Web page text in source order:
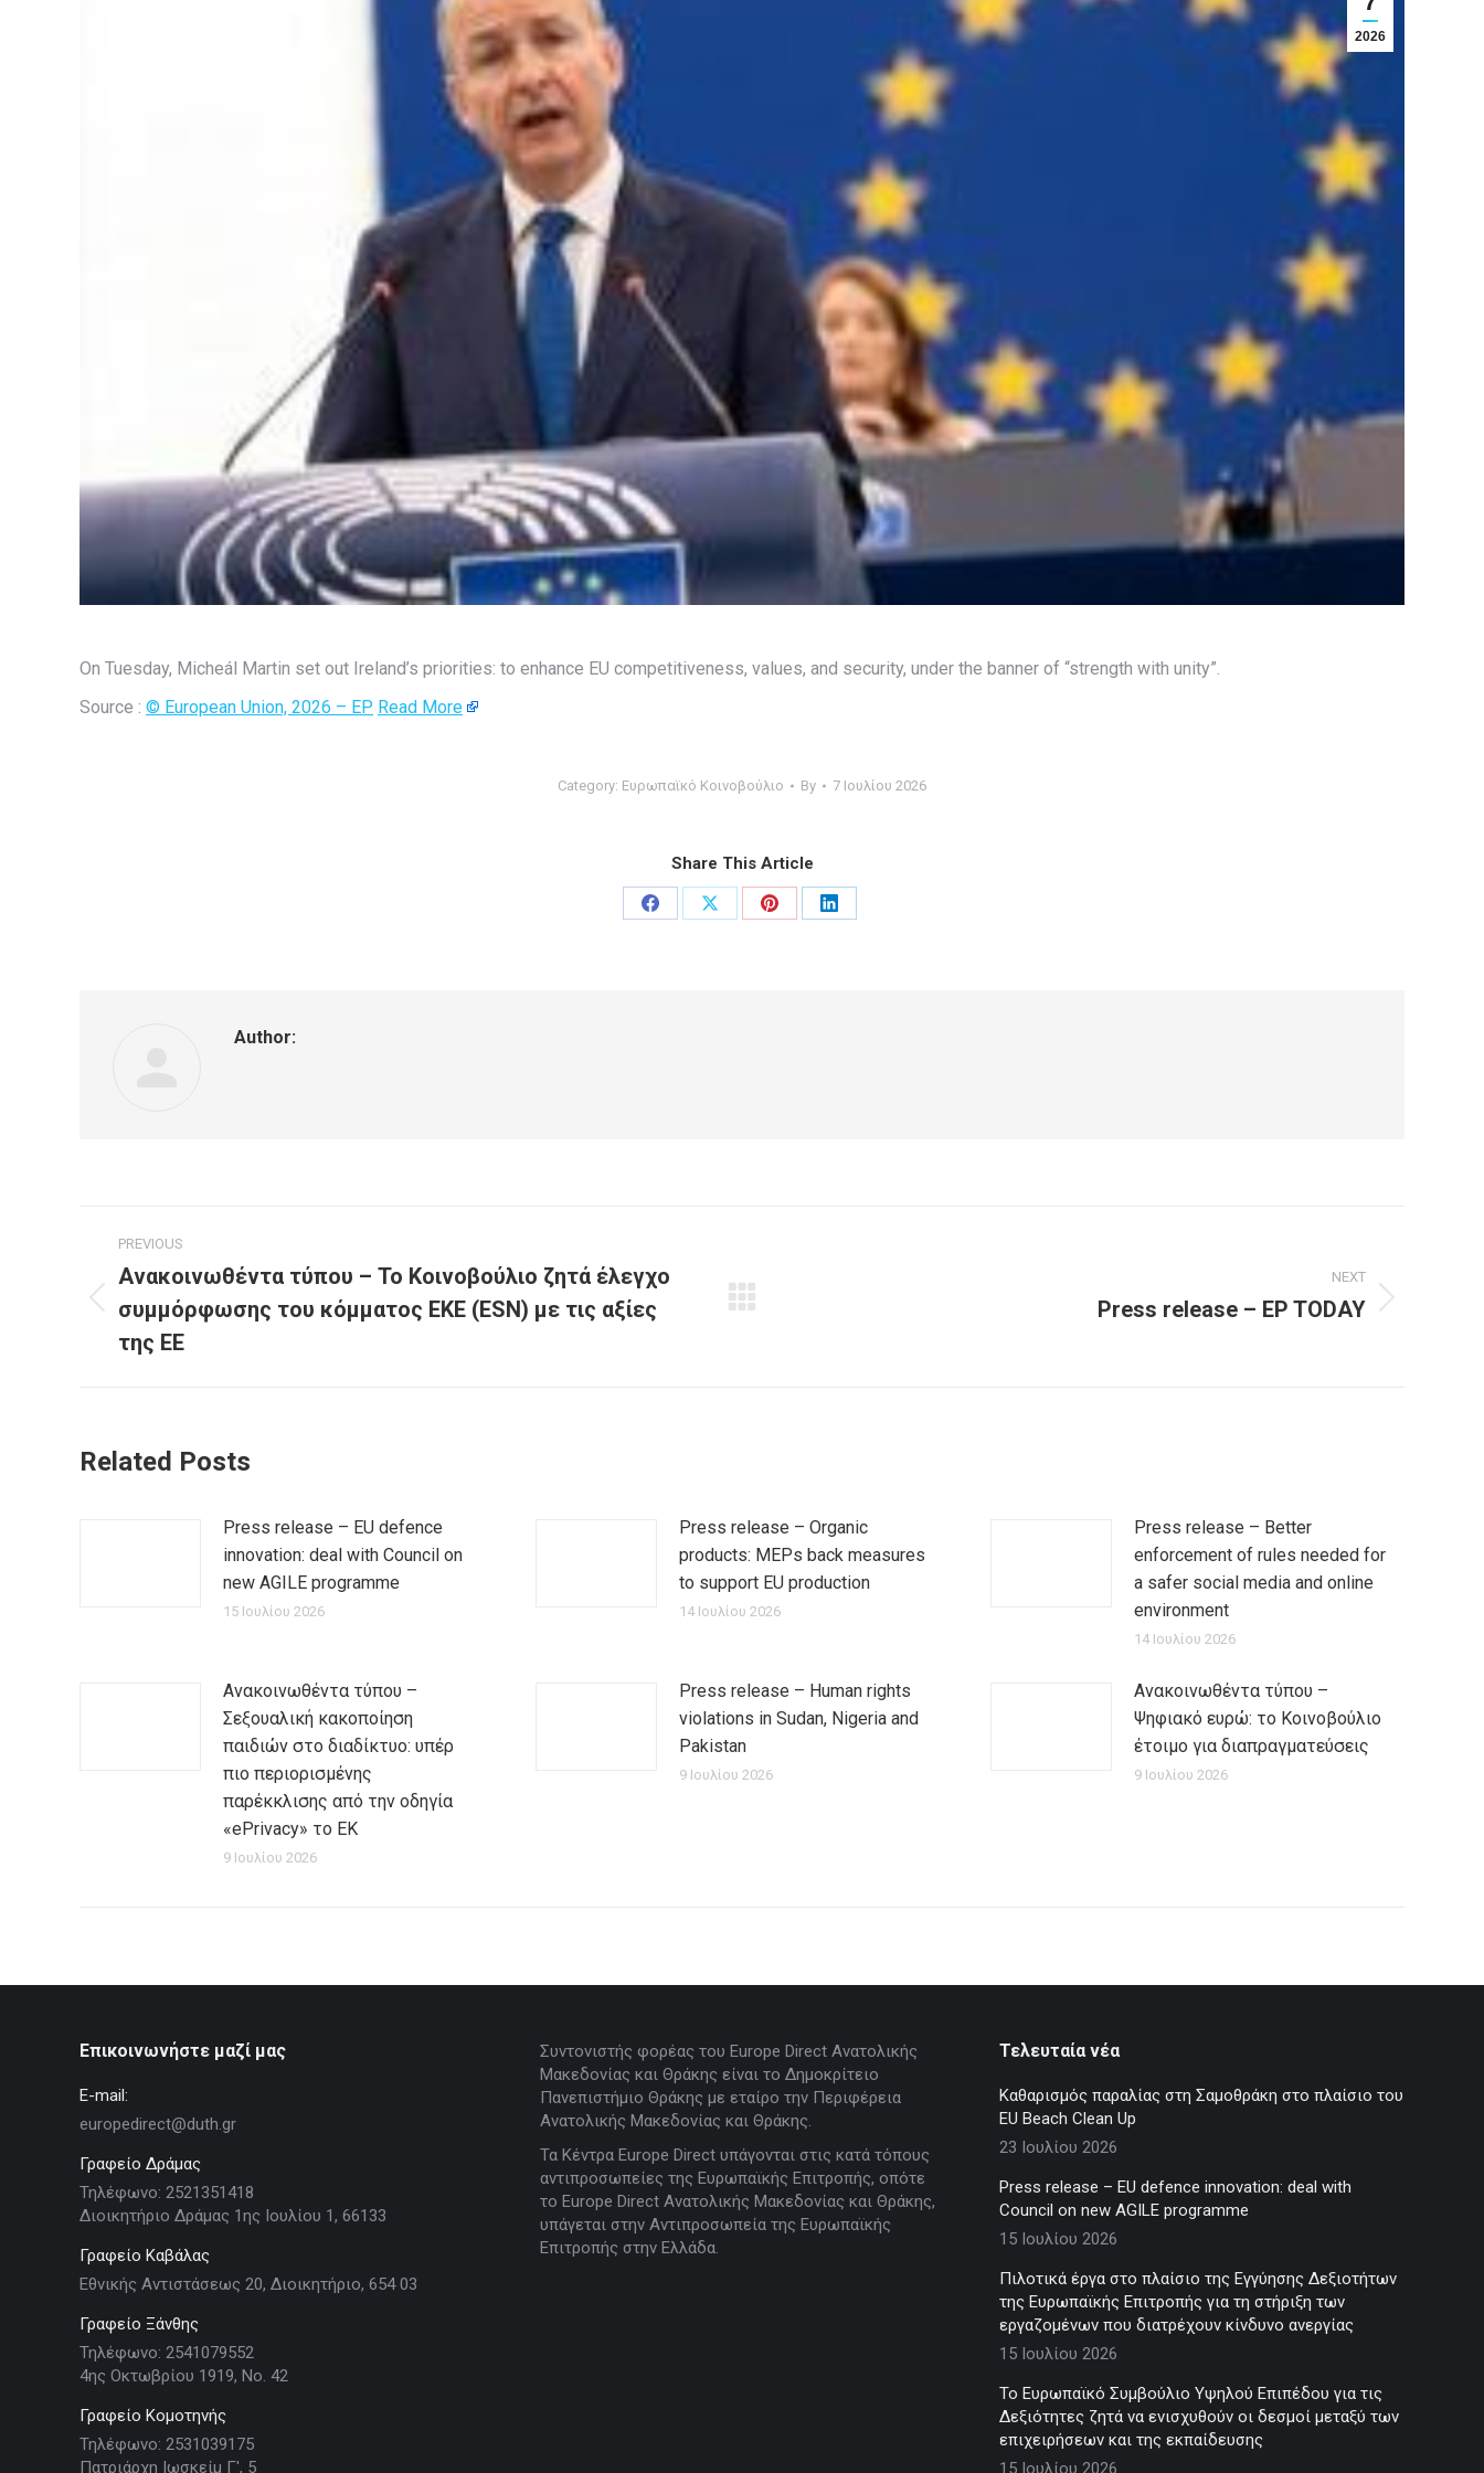
2026
On Tuesday, Micheál Martin set out Ireland’s priorities: to enhance EU competitiveness, values, and security, under the banner of “strength with unity”.
Source : © European Union, 2026 – EP Read More
Category: Ευρωπαϊκό Κοινοβούλιο By 7 Ιουλίου 2026
Share This Article
Share
Share
Share
Share
Author:
Post
navigation
PREVIOUS
Previous
post:
Ανακοινωθέντα τύπου – Το Κοινοβούλιο ζητά έλεγχο
συμμόρφωσης του κόμματος ΕΚΕ (ESN) με τις αξίες
της ΕΕ
NEXT
Press release – EP TODAY
Related Posts
Press release – EU defence
innovation: deal with Council on
new AGILE programme
15 Ιουλίου 2026
Press release – Organic
products: MEPs back measures
to support EU production
14 Ιουλίου 2026
Press release – Better
enforcement of rules needed for
a safer social media and online
environment
14 Ιουλίου 2026
Ανακοινωθέντα τύπου –
Σεξουαλική κακοποίηση
παιδιών στο διαδίκτυο: υπέρ
πιο περιορισμένης
παρέκκλισης από την οδηγία
«ePrivacy» το ΕΚ
9 Ιουλίου 2026
Press release – Human rights
violations in Sudan, Nigeria and
Pakistan
9 Ιουλίου 2026
Ανακοινωθέντα τύπου –
Ψηφιακό ευρώ: το Κοινοβούλιο
έτοιμο για διαπραγματεύσεις
9 Ιουλίου 2026
Επικοινωνήστε μαζί μας
E-mail:
europedirect@duth.gr
Γραφείο Δράμας
Τηλέφωνο: 2521351418
Διοικητήριο Δράμας 1ης Ιουλίου 1, 66133
Γραφείο Καβάλας
Εθνικής Αντιστάσεως 20, Διοικητήριο, 654 03
Γραφείο Ξάνθης
Τηλέφωνο: 2541079552
4ης Οκτωβρίου 1919, Νο. 42
Γραφείο Κομοτηνής
Τηλέφωνο: 2531039175
Πατριάρχη Ιωσκείμ Γ', 5
Συντονιστής φορέας του Europe Direct Ανατολικής
Μακεδονίας και Θράκης είναι το Δημοκρίτειο
Πανεπιστήμιο Θράκης με εταίρο την Περιφέρεια
Ανατολικής Μακεδονίας και Θράκης.
Τα Κέντρα Europe Direct υπάγονται στις κατά τόπους
αντιπροσωπείες της Ευρωπαϊκής Επιτροπής, οπότε
το Europe Direct Ανατολικής Μακεδονίας και Θράκης,
υπάγεται στην Αντιπροσωπεία της Ευρωπαϊκής
Επιτροπής στην Ελλάδα.
Τελευταία νέα
Καθαρισμός παραλίας στη Σαμοθράκη στο πλαίσιο του
EU Beach Clean Up
23 Ιουλίου 2026
Press release – EU defence innovation: deal with
Council on new AGILE programme
15 Ιουλίου 2026
Πιλοτικά έργα στο πλαίσιο της Εγγύησης Δεξιοτήτων
της Ευρωπαϊκής Επιτροπής για τη στήριξη των
εργαζομένων που διατρέχουν κίνδυνο ανεργίας
15 Ιουλίου 2026
Το Ευρωπαϊκό Συμβούλιο Υψηλού Επιπέδου για τις
Δεξιότητες ζητά να ενισχυθούν οι δεσμοί μεταξύ των
επιχειρήσεων και της εκπαίδευσης
15 Ιουλίου 2026